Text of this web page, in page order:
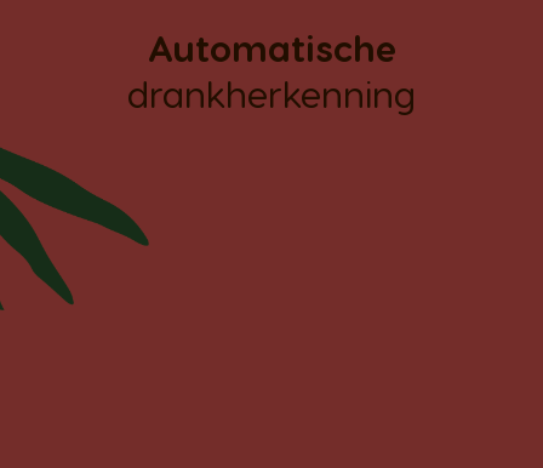
Automatische
drankherkenning